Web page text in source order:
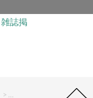
雑誌掲
> モダンリビング